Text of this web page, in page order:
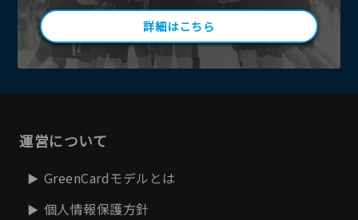
詳細はこちら
運営について
GreenCardモデルとは
個人情報保護方針